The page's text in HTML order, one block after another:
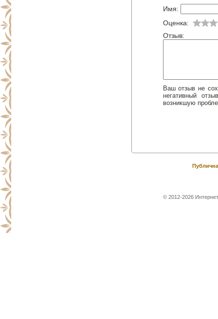
Имя:
Оценка:
Отзыв:
Ваш отзыв не
негативный
возникшую
© 2012-2026